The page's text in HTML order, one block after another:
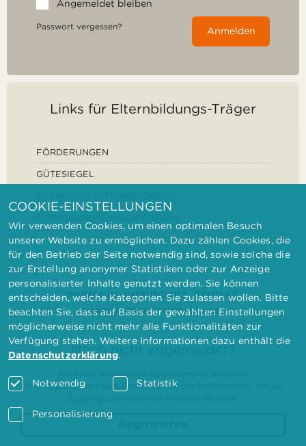
Angemeldet bleiben
Passwort vergessen? Anmelden
Links für Elternbildungs-Träger
FÖRDERUNGEN
GÜTESIEGEL
IMPRESSUM DATENSCHUTZ
KONTAKT
BARRIEREFREIHEITSERKLÄRUNG
Noch nicht angemeldet?
Elternbilderinnen und Elternbildner der geförderten Träger
COOKIE-EINSTELLUNGEN
Wir verwenden Cookies, um einen optimalen Besuch
unserer Website zu ermöglichen. Dazu zählen Cookies, die
für den Betrieb der Seite notwendig sind, sowie solche die
zur Erstellung anonymer Statistiken oder zur Anzeige
personalisierter Inhalte genutzt werden. Sie können
entscheiden, welche Kategorien Sie zulassen wollen. Bitte
beachten Sie, dass auf Basis der gewählten Einstellungen
möglicherweise nicht mehr alle Funktionalitäten zur
Verfügung stehen. Weitere Informationen dazu enthält die
Datenschutzerklärung.
Notwendig Statistik
Personalisierung